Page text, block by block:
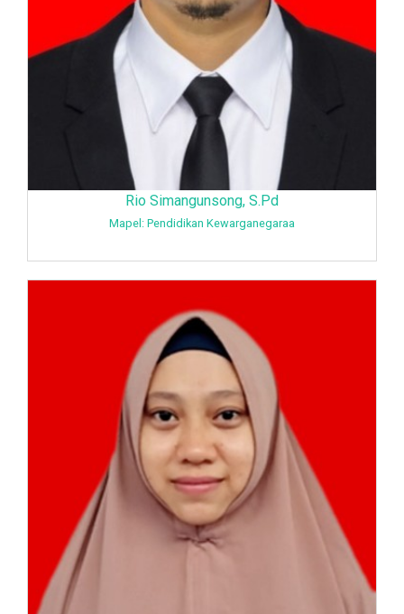
Rio Simangunsong, S.Pd
Mapel: Pendidikan Kewarganegaraa